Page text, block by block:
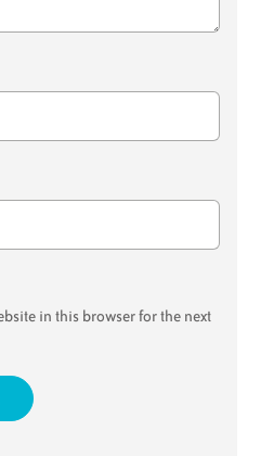
in this browser for the next